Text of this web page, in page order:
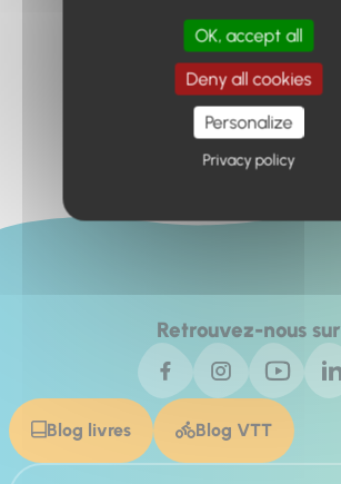
Retour à l'accueil
Retrouvez-nous sur
Blog livres Blog VTT
OK, accept all
Deny all cookies
Personalize
Privacy policy